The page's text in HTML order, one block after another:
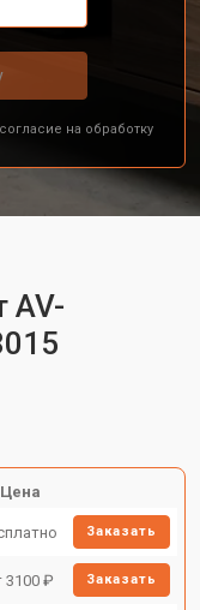
на обработку
AV-
Цена
Заказать
3100 ₽ Заказать